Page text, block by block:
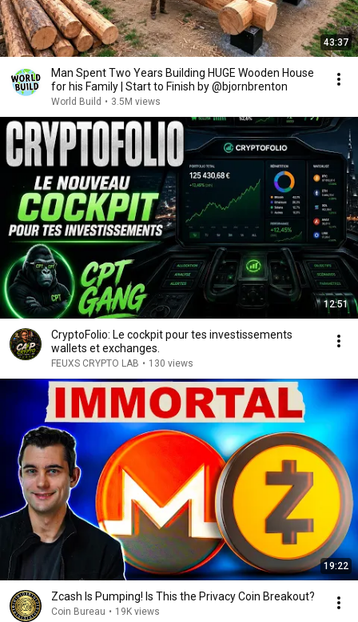
43:37
Man Spent Two Years Building HUGE Wooden House
for his Family | Start to Finish by @bjornbrenton
World Build • 3.5M views
12:51
CryptoFolio: Le cockpit pour tes investissements
wallets et exchanges.
FEUXS CRYPTO LAB • 130 views
19:22
Zcash Is Pumping! Is This the Privacy Coin Breakout?
Coin Bureau • 19K views